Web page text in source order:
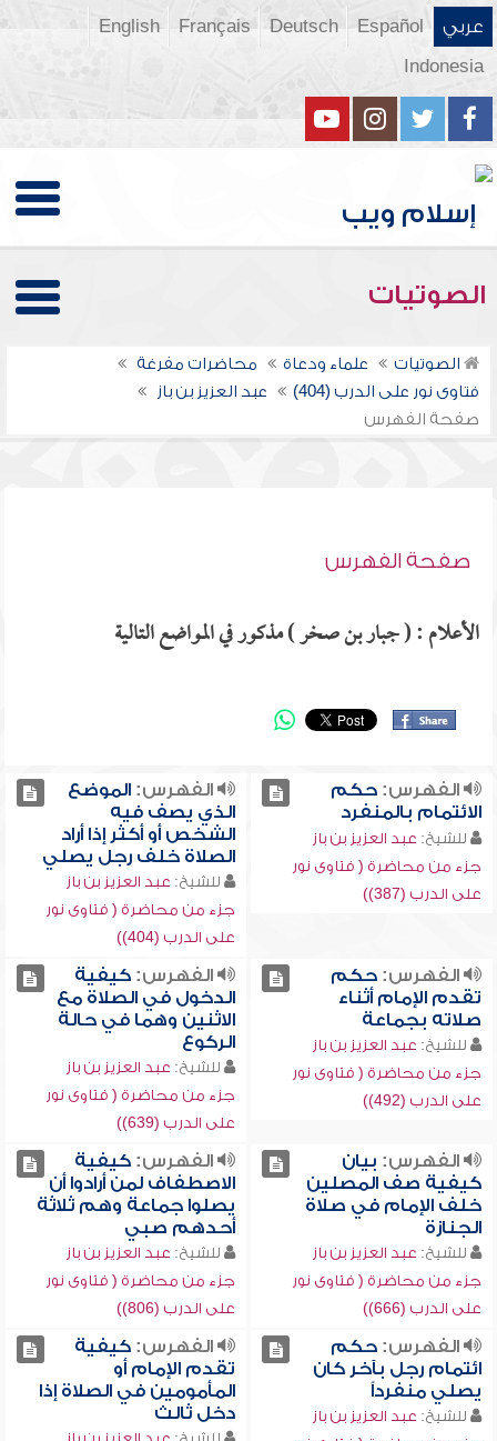
عربي Español
Deutsch
Français
English
Indonesia
الصوتيات
الصوتيات علماء ودعاة
محاضرات مفرغة
فتاوى نور على الدرب (404)
عبد العزيز بن باز
صفحة الفهرس
صفحة الفهرس
الأعلام : ( جبار بن صخر ) مذكور في المواضع التالية
الفهرس:حكم
الائتمام بالمنفرد
للشيخ: عبد العزيز بن باز
جزء من محاضرة ( فتاوى نور
على الدرب (387))
الفهرس:الموضع
الذي يصف فيه
الشخص أو أكثر إذا أراد
الصلاة خلف رجل يصلي
للشيخ: عبد العزيز بن باز
جزء من محاضرة ( فتاوى نور
على الدرب (404))
الفهرس:حكم
تقدم الإمام أثناء
صلاته بجماعة
للشيخ: عبد العزيز بن باز
جزء من محاضرة ( فتاوى نور
على الدرب (492))
الفهرس:كيفية
الدخول في الصلاة مع
الاثنين وهما في حالة
الركوع
للشيخ: عبد العزيز بن باز
جزء من محاضرة ( فتاوى نور
على الدرب (639))
الفهرس: بيان
كيفية صف المصلين
خلف الإمام في صلاة
الجنازة
للشيخ: عبد العزيز بن باز
جزء من محاضرة ( فتاوى نور
على الدرب (666))
الفهرس:كيفية
الاصطفاف لمن أرادوا أن
يصلوا جماعة وهم ثلاثة
أحدهم صبي
للشيخ: عبد العزيز بن باز
جزء من محاضرة ( فتاوى نور
على الدرب (806))
الفهرس:حكم
ائتمام رجل بآخر كان
يصلي منفرداً
للشيخ: عبد العزيز بن باز
الفهرس:كيفية
تقدم الإمام أو
المأمومين في الصلاة إذا
دخل ثالث